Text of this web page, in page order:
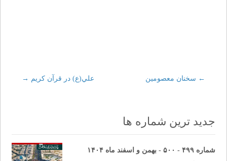
Post
navigation
← سخنان معصومين علي(ع) در قرآن کريم →
جدید ترین شماره ها
شماره ۴۹۹ - ۵۰۰ - بهمن و اسفند ماه ۱۴۰۴